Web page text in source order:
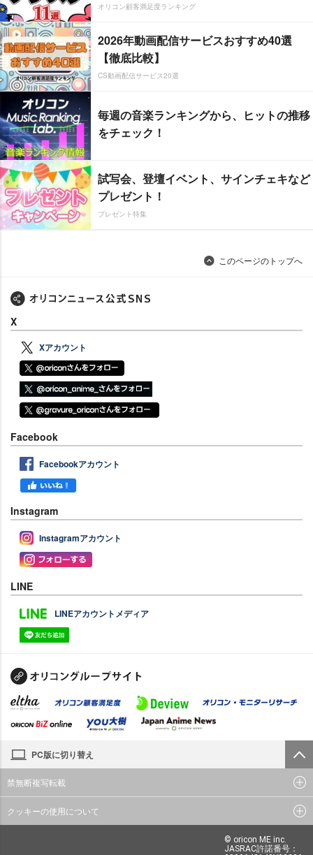
オリコン顧客満足度ランキング
2026年動画配信サービスおすすめ40選
【徹底比較】
CS動画配信サービス20選
毎週の音楽ランキングから、ヒットの推移
をチェック！
試写会、登壇イベント、サインチェキなど
プレゼント！
プレゼント特集
このページのトップへ
X
Xアカウント
Facebook
Facebookアカウント
Instagram
Instagramアカウント
LINE
LINEアカウントメディア
PC版に切り替え
禁無断複写転載
クッキーの使用について
© oricon ME inc.
JASRAC許諾番号：